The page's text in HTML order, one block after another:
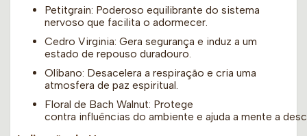
Petitgrain: Poderoso equilibrante do sistema
nervoso que facilita o adormecer.
Cedro Virginia: Gera segurança e induz a um
estado de repouso duradouro.
Olíbano: Desacelera a respiração e cria uma
atmosfera de paz espiritual.
Floral de Bach Walnut: Protege
contra influências do ambiente e ajuda a mente a